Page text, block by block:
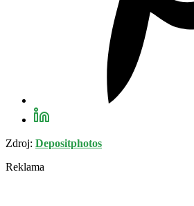
Zdroj: Depositphotos
Reklama